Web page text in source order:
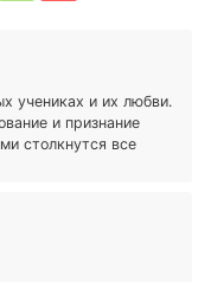
учениках и их любви.
и признание
столкнутся все